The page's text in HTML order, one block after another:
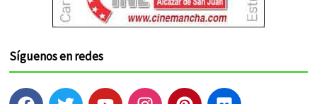
Síguenos en redes
F T Y I P F